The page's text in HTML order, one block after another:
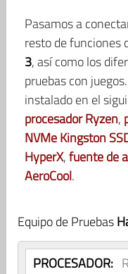
Pasamos a
resto de funciones
3, así como los
pruebas con
instalado en el
procesador Ryzen,
NVMe Kingston
HyperX,fuente de
AeroCool.
Equipo de Pruebas
PROCESADOR: